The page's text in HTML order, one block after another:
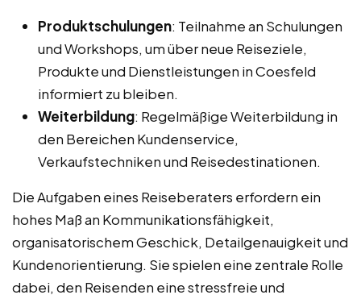
Produktschulungen: Teilnahme an Schulungen
und Workshops, um über neue Reiseziele,
Produkte und Dienstleistungen in Coesfeld
informiert zu bleiben.
Weiterbildung: Regelmäßige Weiterbildung in
den Bereichen Kundenservice,
Verkaufstechniken und Reisedestinationen.
Die Aufgaben eines Reiseberaters erfordern ein
hohes Maß an Kommunikationsfähigkeit,
organisatorischem Geschick, Detailgenauigkeit und
Kundenorientierung. Sie spielen eine zentrale Rolle
dabei, den Reisenden eine stressfreie und